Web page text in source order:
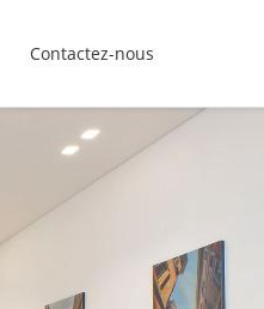
Contactez-nous